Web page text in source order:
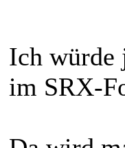
Ich würde
im SRX-